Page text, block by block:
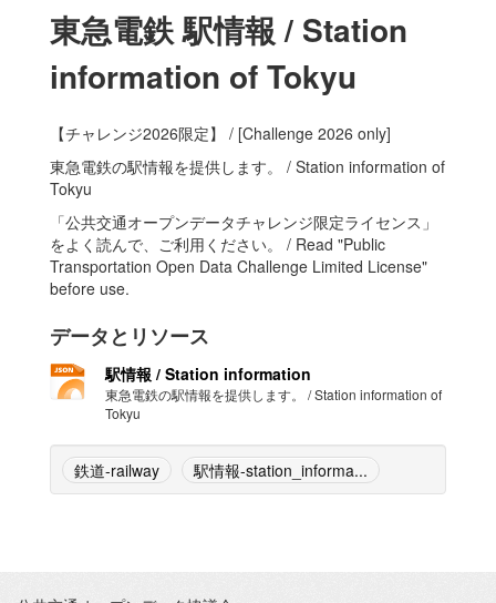
東急電鉄 駅情報 / Station
information of Tokyu
【チャレンジ2026限定】 / [Challenge 2026 only]
東急電鉄の駅情報を提供します。 / Station information of
Tokyu
「公共交通オープンデータチャレンジ限定ライセンス」
をよく読んで、ご利用ください。 / Read "Public
Transportation Open Data Challenge Limited License"
before use.
データとリソース
駅情報 / Station information
東急電鉄の駅情報を提供します。 / Station information of
Tokyu
鉄道-railway 駅情報-station_informa...